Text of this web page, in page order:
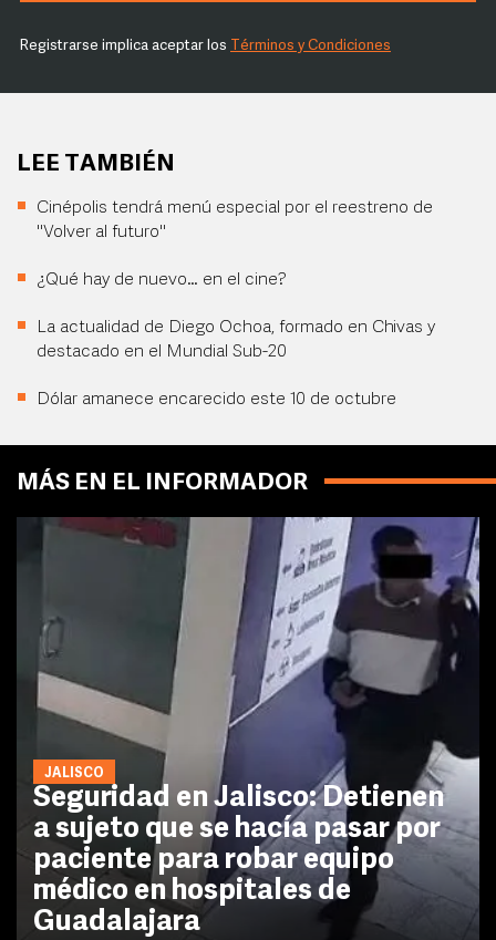
Registrarse implica aceptar los Términos y Condiciones
LEE TAMBIÉN
Cinépolis tendrá menú especial por el reestreno de
"Volver al futuro"
¿Qué hay de nuevo… en el cine?
La actualidad de Diego Ochoa, formado en Chivas y
destacado en el Mundial Sub-20
Dólar amanece encarecido este 10 de octubre
MÁS EN EL INFORMADOR
JALISCO
Seguridad en Jalisco: Detienen
a sujeto que se hacía pasar por
paciente para robar equipo
médico en hospitales de
Guadalajara